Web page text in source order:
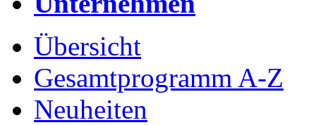
Übersicht
Gesamtprogramm A-Z
Neuheiten